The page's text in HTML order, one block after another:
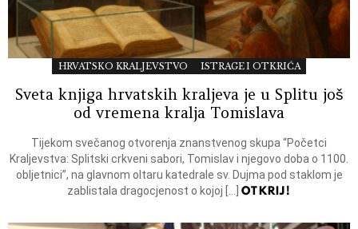
HRVATSKO KRALJEVSTVO ISTRAGE I OTKRIĆA
Sveta knjiga hrvatskih kraljeva je u Splitu još
od vremena kralja Tomislava
Tijekom svečanog otvorenja znanstvenog skupa “Početci
Kraljevstva: Splitski crkveni sabori, Tomislav i njegovo doba o 1100.
obljetnici”, na glavnom oltaru katedrale sv. Dujma pod staklom je
zablistala dragocjenost o kojoj […] OTKRIJ!